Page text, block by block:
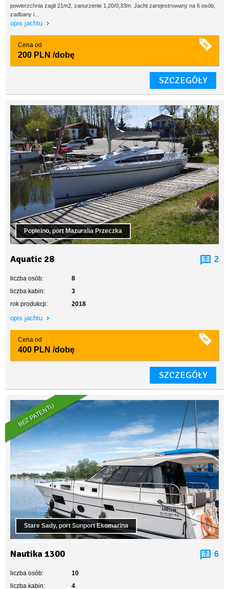
powierzchnia żagli 21m2, zanurzenie 1,20/0,33m. Jacht zarejestrowany na 6 osób,
zadbany i...
opis jachtu
Cena od
200 PLN /dobę
SZCZEGÓŁY
Popielno, port Mazuralia Przeczka
Aquatic 28 2
liczba osób:
8
liczba kabin:
3
rok produkcji:
2018
opis jachtu
Cena od
400 PLN /dobę
SZCZEGÓŁY
BEZ PATENTU
Stare Sady, port Sunport Ekomarina
Nautika 1300 6
liczba osób:
10
liczba kabin:
4